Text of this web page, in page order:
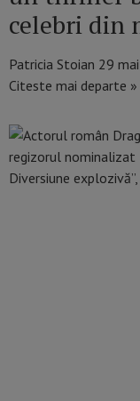
celebri din
Patricia Stoian 29
Citeste mai departe »